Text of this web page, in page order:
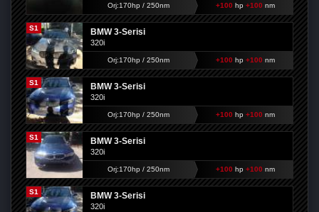
Orj:170hp / 250nm +100 hp +100 nm
S1 BMW 3-Serisi
320i
Orj:170hp / 250nm +100 hp +100 nm
S1 BMW 3-Serisi
320i
Orj:170hp / 250nm +100 hp +100 nm
S1 BMW 3-Serisi
320i
Orj:170hp / 250nm +100 hp +100 nm
S1 BMW 3-Serisi
320i